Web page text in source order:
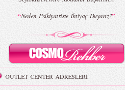
“Neden Psikiyatriste İhtiyaç Duyarız?”
OUTLET CENTER ADRESLERİ